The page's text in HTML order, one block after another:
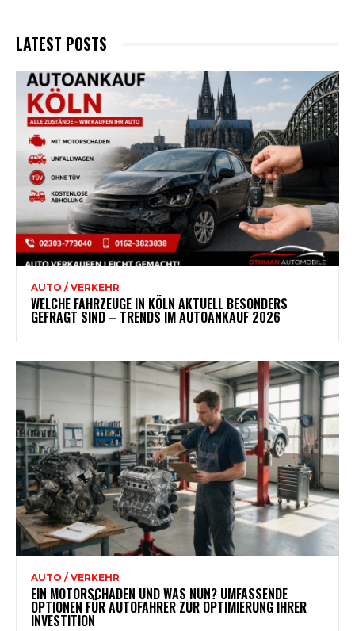
LATEST POSTS
AUTO / VERKEHR
WELCHE FAHRZEUGE IN KÖLN AKTUELL BESONDERS
GEFRAGT SIND – TRENDS IM AUTOANKAUF 2026
AUTO / VERKEHR
EIN MOTORSCHADEN UND WAS NUN? UMFASSENDE
OPTIONEN FÜR AUTOFAHRER ZUR OPTIMIERUNG IHRER
INVESTITION